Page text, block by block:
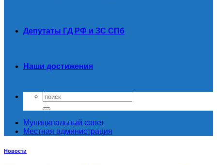
Депутаты ГД РФ и ЗС СПб
Наши достижения
Муниципальный совет
Местная администрация
Новости